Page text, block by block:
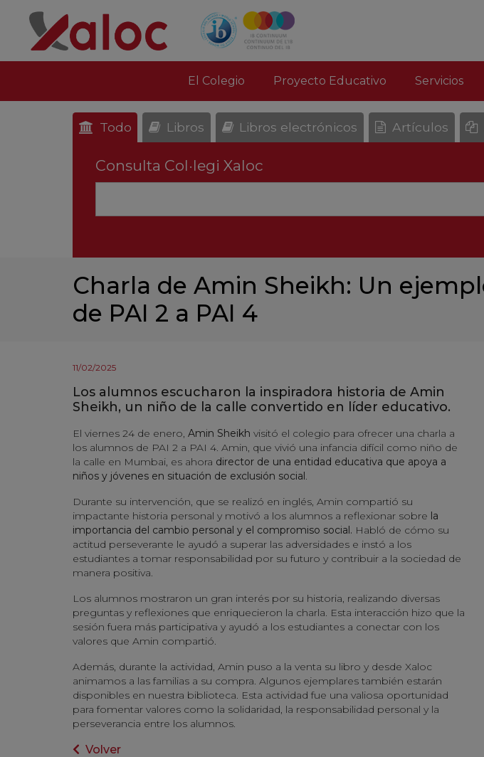
El Colegio Proyecto Educativo Servicios
Todo Libros Libros electrónicos Artículos
Consulta Col·legi Xaloc
Charla de Amin Sheikh: Un
de PAI 2 a PAI 4
11/02/2025
Los alumnos escucharon la inspiradora historia de Amin
Sheikh, un niño de la calle convertido en líder educativo.
El viernes 24 de enero, Amin Sheikh visitó el colegio para ofrecer una charla a
los alumnos de PAI 2 a PAI 4. Amin, que vivió una infancia difícil como niño de
la calle en Mumbai, es ahora director de una entidad educativa que apoya a
niños y jóvenes en situación de exclusión social.
Durante su intervención, que se realizó en inglés, Amin compartió su
impactante historia personal y motivó a los alumnos a reflexionar sobre la
importancia del cambio personal y el compromiso social. Habló de cómo su
actitud perseverante le ayudó a superar las adversidades e instó a los
estudiantes a tomar responsabilidad por su futuro y contribuir a la sociedad de
manera positiva.
Los alumnos mostraron un gran interés por su historia, realizando diversas
preguntas y reflexiones que enriquecieron la charla. Esta interacción hizo que la
sesión fuera más participativa y ayudó a los estudiantes a conectar con los
valores que Amin compartió.
Además, durante la actividad, Amin puso a la venta su libro y desde Xaloc
animamos a las familias a su compra. Algunos ejemplares también estarán
disponibles en nuestra biblioteca. Esta actividad fue una valiosa oportunidad
para fomentar valores como la solidaridad, la responsabilidad personal y la
perseverancia entre los alumnos.
Volver